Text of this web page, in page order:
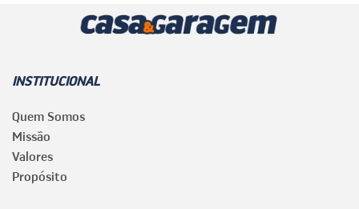
INSTITUCIONAL
Quem Somos
Missão
Valores
Propósito